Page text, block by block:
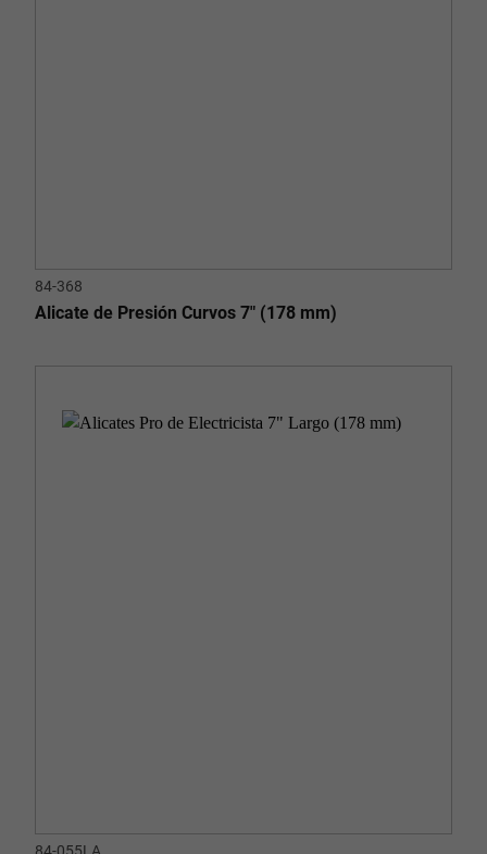
84-368
Alicate de Presión Curvos 7" (178 mm)